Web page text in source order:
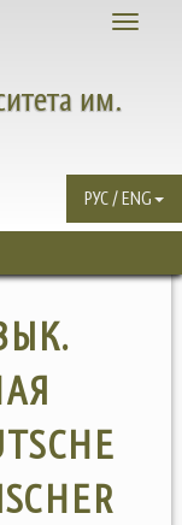
Toggle
им.
РУС / ENG